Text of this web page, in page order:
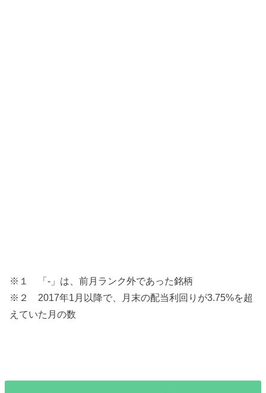
※１ 「-」は、前月ランク外であった銘柄
※２ 2017年1月以降で、月末の配当利回りが3.75%を超
えていた月の数